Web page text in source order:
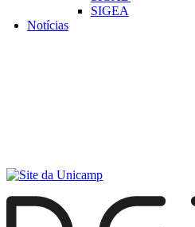
SIGEA
Notícias